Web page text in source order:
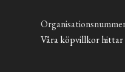
Våra köpvillkor hittar